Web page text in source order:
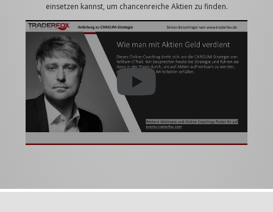
einsetzen kannst, um chancenreiche Aktien zu finden.